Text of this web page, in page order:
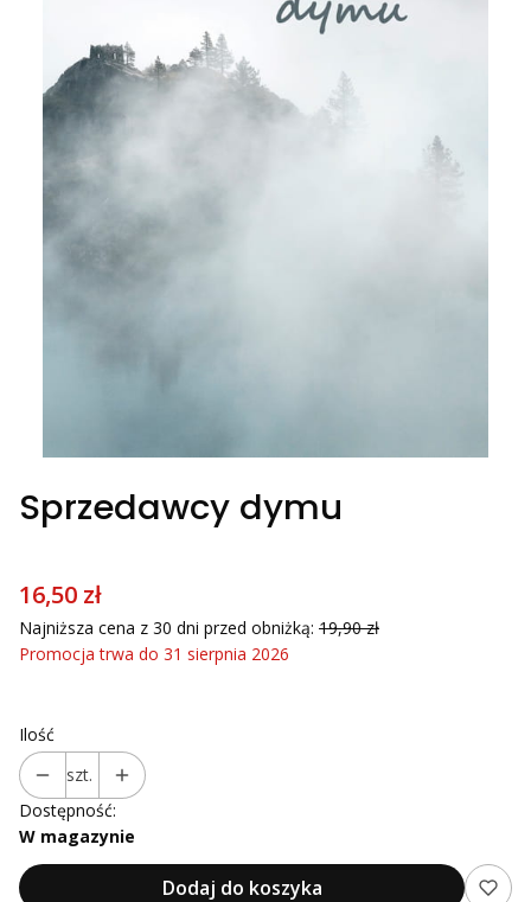
Sprzedawcy dymu
16,50 zł
Najniższa cena z 30 dni przed obniżką: 19,90 zł
Promocja trwa do 31 sierpnia 2026
Ilość
szt.
Dostępność:
W magazynie
Dodaj do koszyka